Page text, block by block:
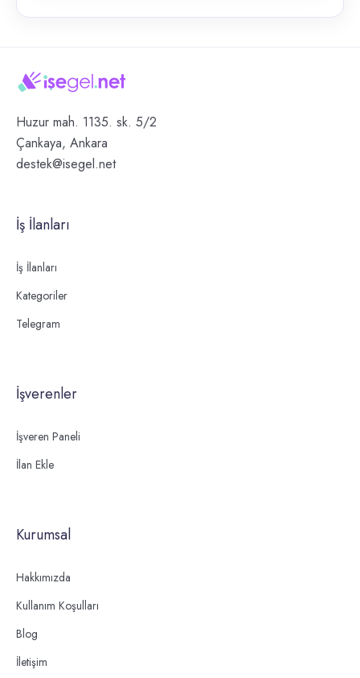
Huzur mah. 1135. sk. 5/2
Çankaya, Ankara
destek@isegel.net
İş İlanları
İş İlanları
Kategoriler
Telegram
İşverenler
İşveren Paneli
İlan Ekle
Kurumsal
Hakkımızda
Kullanım Koşulları
Blog
İletişim